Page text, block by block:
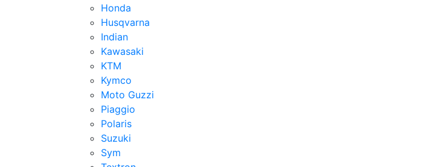
Honda
Husqvarna
Indian
Kawasaki
KTM
Kymco
Moto Guzzi
Piaggio
Polaris
Suzuki
Sym